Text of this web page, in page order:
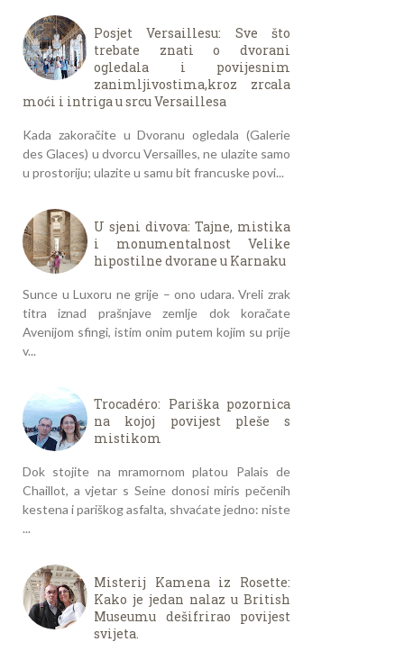
Posjet Versaillesu: Sve što
trebate znati o dvorani
ogledala i povijesnim
zanimljivostima,kroz zrcala
moći i intriga u srcu Versaillesa
Kada zakoračite u Dvoranu ogledala (Galerie
des Glaces) u dvorcu Versailles, ne ulazite samo
u prostoriju; ulazite u samu bit francuske povi...
U sjeni divova: Tajne, mistika
i monumentalnost Velike
hipostilne dvorane u Karnaku
Sunce u Luxoru ne grije – ono udara. Vreli zrak
titra iznad prašnjave zemlje dok koračate
Avenijom sfingi, istim onim putem kojim su prije
v...
Trocadéro: Pariška pozornica
na kojoj povijest pleše s
mistikom
Dok stojite na mramornom platou Palais de
Chaillot, a vjetar s Seine donosi miris pečenih
kestena i pariškog asfalta, shvaćate jedno: niste
...
Misterij Kamena iz Rosette:
Kako je jedan nalaz u British
Museumu dešifrirao povijest
svijeta.